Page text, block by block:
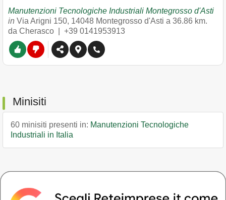
Manutenzioni Tecnologiche Industriali Montegrosso d'Asti
in Via Arigni 150, 14048 Montegrosso d'Asti a 36.86 km.
da Cherasco | +39 0141953913
Minisiti
60 minisiti presenti in: Manutenzioni Tecnologiche
Industriali in Italia